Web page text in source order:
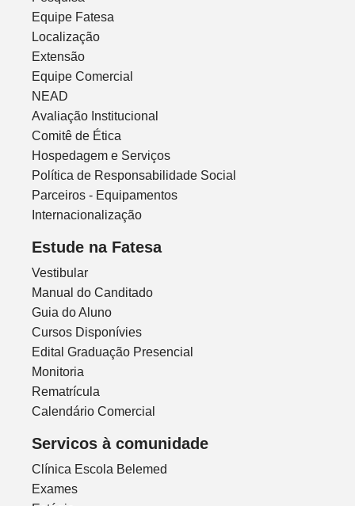
Equipe Fatesa
Localização
Extensão
Equipe Comercial
NEAD
Avaliação Institucional
Comitê de Ética
Hospedagem e Serviços
Política de Responsabilidade Social
Parceiros - Equipamentos
Internacionalização
Estude na Fatesa
Vestibular
Manual do Canditado
Guia do Aluno
Cursos Disponívies
Edital Graduação Presencial
Monitoria
Rematrícula
Calendário Comercial
Servicos à comunidade
Clínica Escola Belemed
Exames